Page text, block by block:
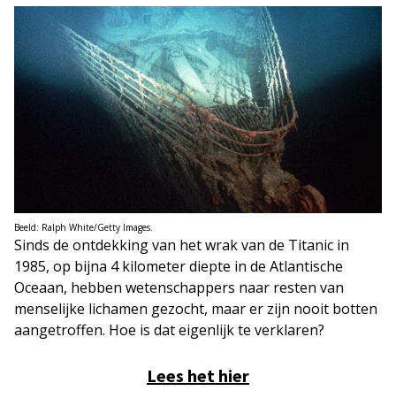
Beeld: Ralph White/Getty Images.
Sinds de ontdekking van het wrak van de Titanic in
1985, op bijna 4 kilometer diepte in de Atlantische
Oceaan, hebben wetenschappers naar resten van
menselijke lichamen gezocht, maar er zijn nooit botten
aangetroffen. Hoe is dat eigenlijk te verklaren?
Lees het hier